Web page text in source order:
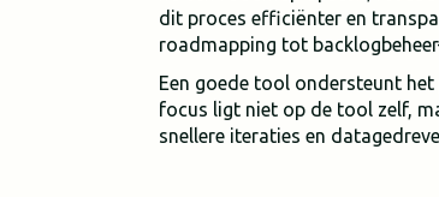
dit proces efficiënter en
roadmapping tot
Een goede tool ondersteunt
focus ligt niet op de tool zelf,
snellere iteraties en